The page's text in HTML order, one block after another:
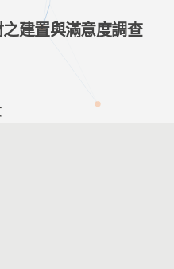
建置與滿意度調查